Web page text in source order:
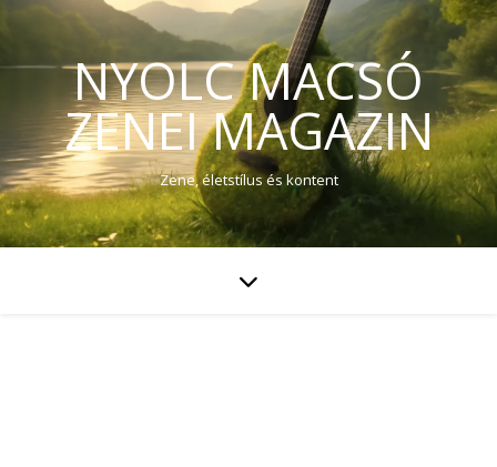
NYOLC MACSÓ
ZENEI MAGAZIN
Zene, életstílus és kontent